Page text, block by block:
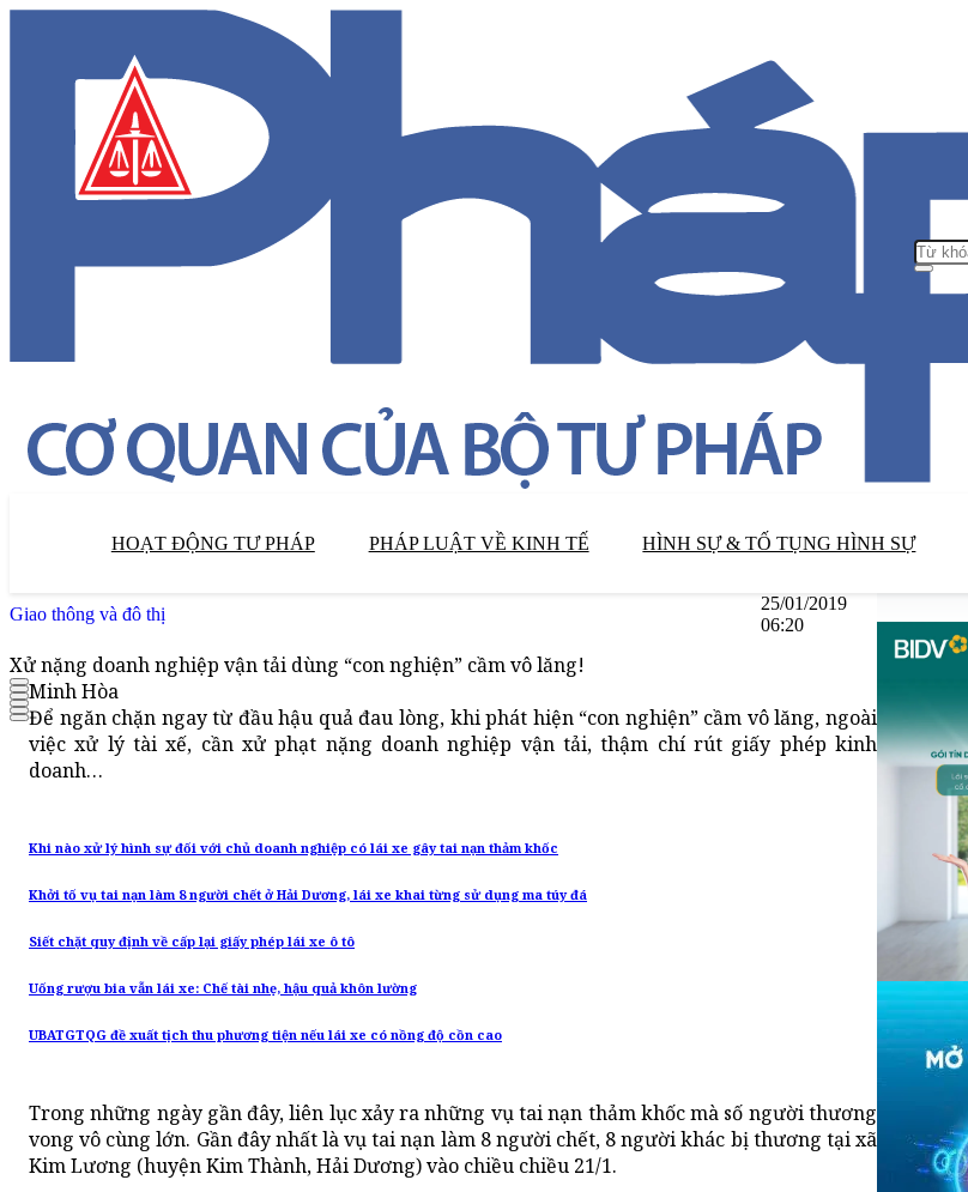
HOẠT ĐỘNG TƯ PHÁP PHÁP LUẬT VỀ KINH TẾ HÌNH SỰ & TỐ TỤNG HÌNH SỰ
Giao thông và đô thị
25/01/2019
06:20
Xử nặng doanh nghiệp vận tải dùng “con nghiện” cầm vô lăng!
Minh Hòa
Để ngăn chặn ngay từ đầu hậu quả đau lòng, khi phát hiện “con nghiện” cầm vô lăng, ngoài
việc xử lý tài xế, cần xử phạt nặng doanh nghiệp vận tải, thậm chí rút giấy phép kinh
doanh…
Khi nào xử lý hình sự đối với chủ doanh nghiệp có lái xe gây tai nạn thảm khốc
Khởi tố vụ tai nạn làm 8 người chết ở Hải Dương, lái xe khai từng sử dụng ma túy đá
Siết chặt quy định về cấp lại giấy phép lái xe ô tô
Uống rượu bia vẫn lái xe: Chế tài nhẹ, hậu quả khôn lường
UBATGTQG đề xuất tịch thu phương tiện nếu lái xe có nồng độ cồn cao
Trong những ngày gần đây, liên lục xảy ra những vụ tai nạn thảm khốc mà số người thương
vong vô cùng lớn. Gần đây nhất là vụ tai nạn làm 8 người chết, 8 người khác bị thương tại xã
Kim Lương (huyện Kim Thành, Hải Dương) vào chiều chiều 21/1.